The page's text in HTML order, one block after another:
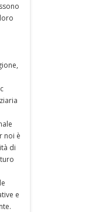
noi è
di
e